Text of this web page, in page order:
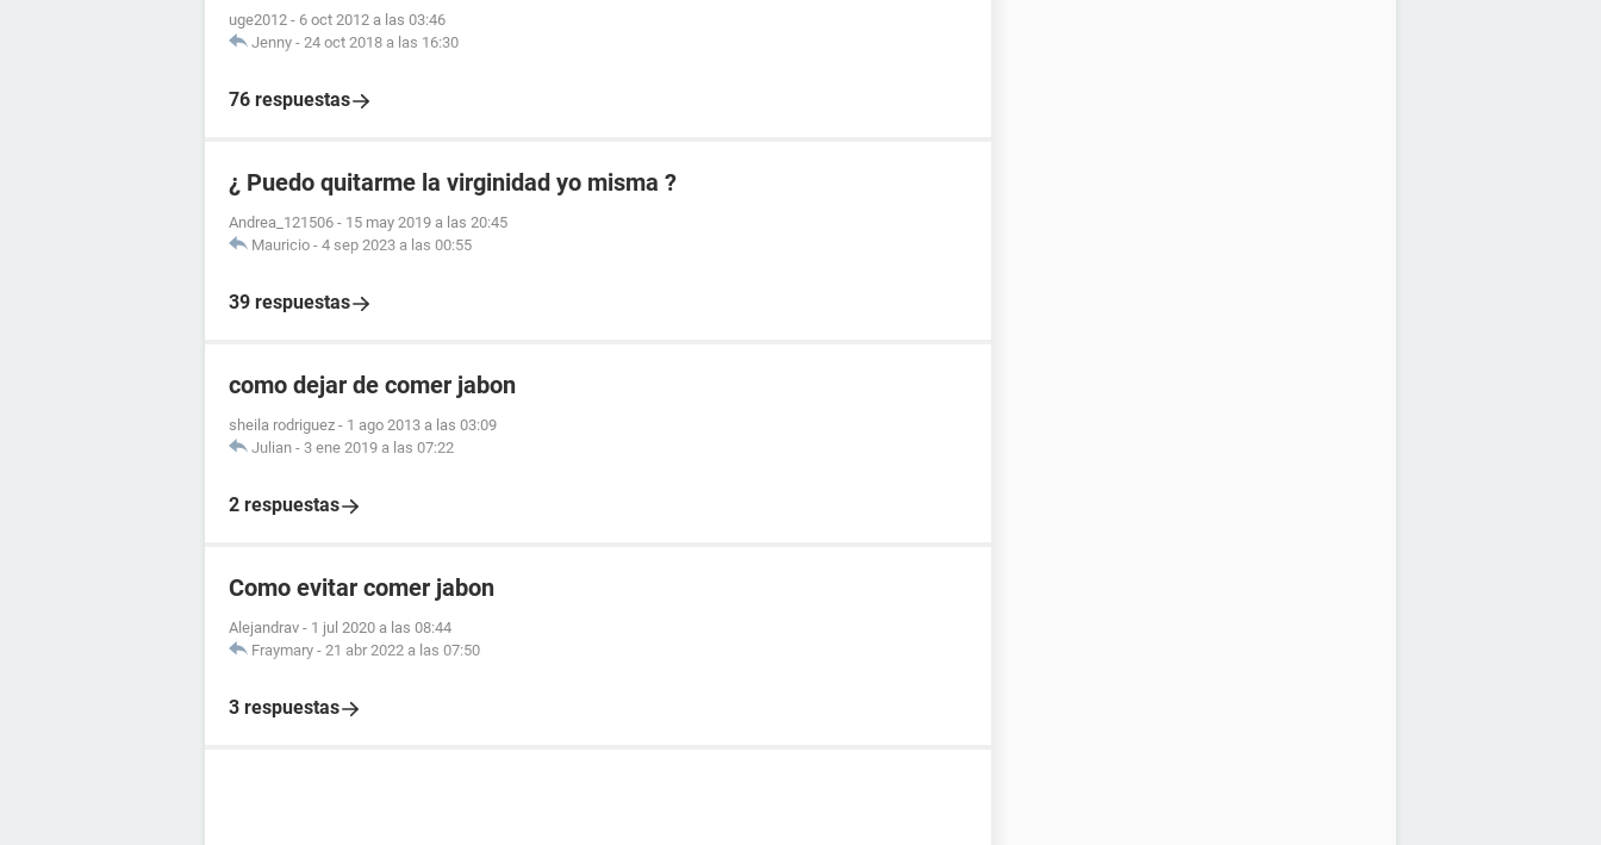
uge2012 - 6 oct 2012 a las 03:46
Jenny - 24 oct 2018 a las 16:30
76 respuestas
¿ Puedo quitarme la virginidad yo misma ?
Andrea_121506 - 15 may 2019 a las 20:45
Mauricio - 4 sep 2023 a las 00:55
39 respuestas
como dejar de comer jabon
sheila rodriguez - 1 ago 2013 a las 03:09
Julian - 3 ene 2019 a las 07:22
2 respuestas
Como evitar comer jabon
Alejandrav - 1 jul 2020 a las 08:44
Fraymary - 21 abr 2022 a las 07:50
3 respuestas